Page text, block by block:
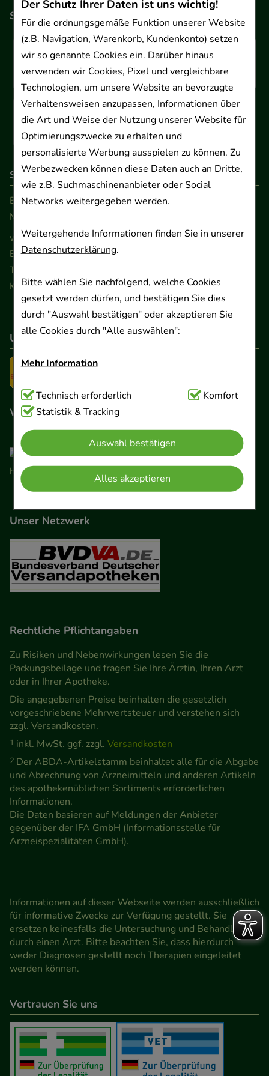
Der Schutz Ihrer Daten ist uns wichtig!
Für die ordnungsgemäße Funktion unserer Website
(z.B. Navigation, Warenkorb, Kundenkonto) setzen
wir so genannte Cookies ein. Darüber hinaus
verwenden wir Cookies, Pixel und vergleichbare
Technologien, um unsere Website an bevorzugte
Verhaltensweisen anzupassen, Informationen über
die Art und Weise der Nutzung unserer Website für
Optimierungszwecke zu erhalten und
personalisierte Werbung ausspielen zu können. Zu
Werbezwecken können diese Daten auch an Dritte,
wie z.B. Suchmaschinenanbieter oder Social
Networks weitergegeben werden.
Weitergehende Informationen finden Sie in unserer
Datenschutzerklärung.
Bitte wählen Sie nachfolgend, welche Cookies
gesetzt werden dürfen, und bestätigen Sie dies
durch "Auswahl bestätigen" oder akzeptieren Sie
alle Cookies durch "Alle auswählen":
Mehr Information
Technisch Notwendig:Hierbei handelt es sich um
Cookies, die für die Grundfunktionen unserer
Website notwendig sind (z.B. Navigation,
Warenkorb, Kundenkonto), weshalb auf diese nicht
verzichtet werden kann.
Komfort:Diese Cookies werden genutzt um das
Einkaufserlebnis noch ansprechender zu gestalten,
beispielsweise für die Wiedererkennung des
Besuchers oder unsere Seite an bevorzugte
Verhaltensweisen (z.B. Spracheinstellung)
anzupassen. Komfort-Cookies ermöglichen es uns
auch auf Ihre Bedürfnisse zugeschrittene Inhalte
Statistik & Tracking:Hierüber lassen sich
Informationen über die Art und Weise der Nutzung
unserer Website sammeln, mit deren Hilfe wir
unsere Website weiter für Sie optimieren können,
den Inhalt auf unserer Website aber auch die
zu gestalten. Bitte beachten Sie, dass Daten hierfür
teilweise an Dritte wie z.B. Google oder soziale
Medien übertragen werden.
Technisch erforderlich
Komfort
Statistik & Tracking
Auswahl bestätigen
Alles akzeptieren
So können Sie bezahlen
So erreichen Sie uns
Beratung und Kundenservice:
Montag - Freitag von 9.00 bis 17.00 Uhr
www.ApoSalis.de· E-Mail:info@ApoSalis.de
Ernst-August-Platz 2 · 30159 Hannover
Telefon 0511 89 71 80 0 · Fax 0511 89 71 80 11
Kontaktformular
Unser Versanddienstleister
Wir sind hier gelistet
Unser Netzwerk
Rechtliche Pflichtangaben
Zu Risiken und Nebenwirkungen lesen Sie die
Packungsbeilage und fragen Sie Ihre Ärztin, Ihren Arzt
oder in Ihrer Apotheke.
Die angegebenen Preise beinhalten die gesetzlich
vorgeschriebene Mehrwertsteuer und verstehen sich
zzgl. Versandkosten.
1 inkl. MwSt. ggf. zzgl. Versandkosten
2 Der ABDA-Artikelstamm beinhaltet alle für die Abgabe
und Abrechnung von Arzneimitteln und anderen Artikeln
des apothekenüblichen Sortiments erforderlichen
Informationen.
Die Daten basieren auf Meldungen der Anbieter
gegenüber der IFA GmbH (Informationsstelle für
Arzneispezialitäten GmbH).
Informationen auf dieser Webseite werden ausschließlich
für informative Zwecke zur Verfügung gestellt. Sie
ersetzen keinesfalls die Untersuchung und Behandlung
durch einen Arzt. Bitte beachten Sie, dass hierdurch
weder Diagnosen gestellt noch Therapien eingeleitet
werden können.
Vertrauen Sie uns